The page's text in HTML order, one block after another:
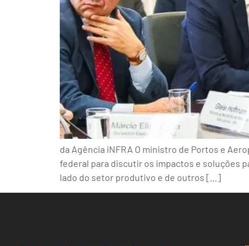
da Agência iNFRA O ministro de Portos e
federal para discutir os impactos e soluções
lado do setor produtivo e de outros […]